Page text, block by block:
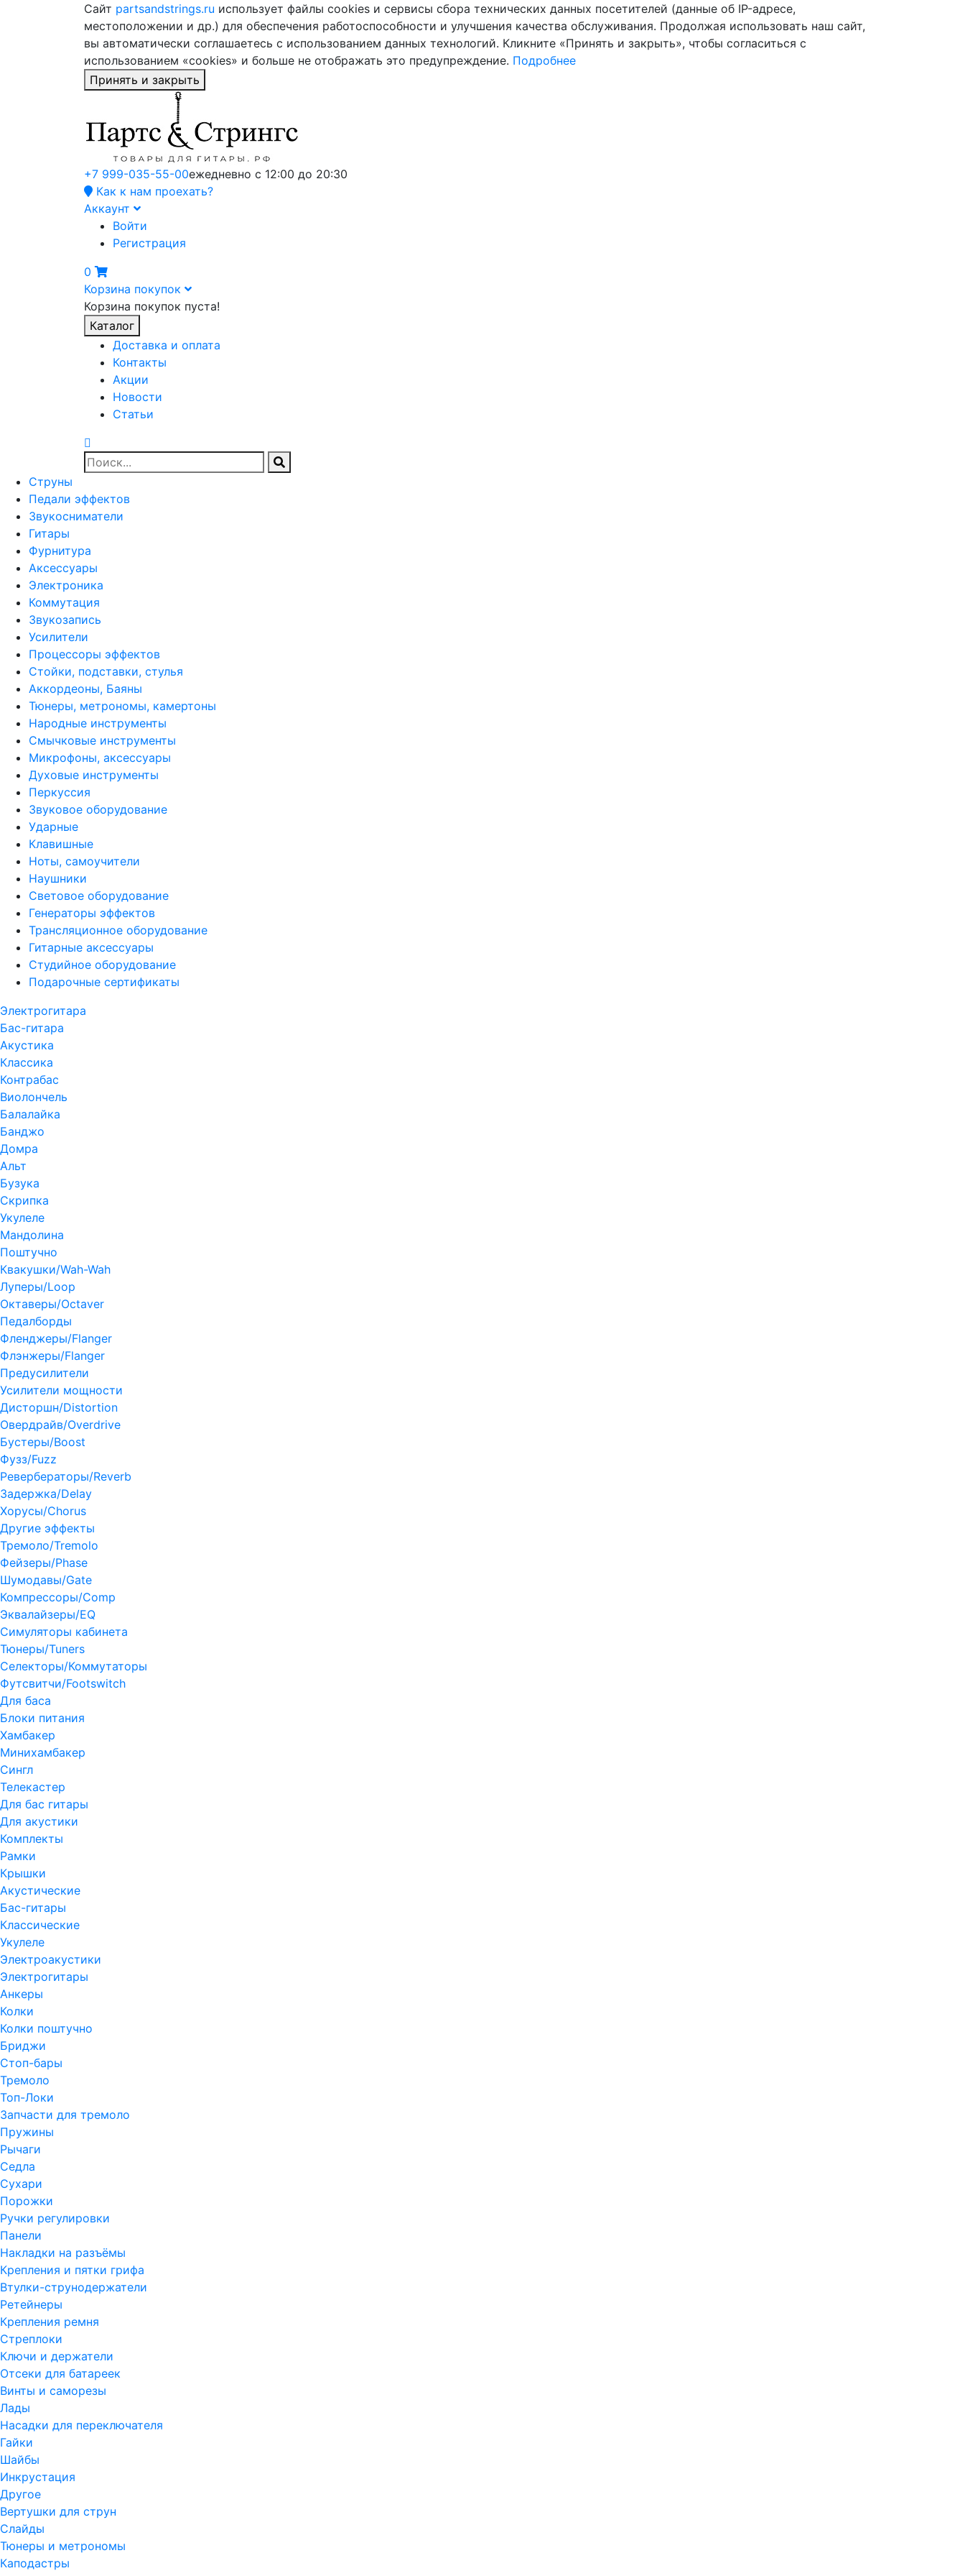
Сайт partsandstrings.ru использует файлы cookies и сервисы сбора технических данных посетителей (данные об IP-адресе,
местоположении и др.) для обеспечения работоспособности и улучшения качества обслуживания. Продолжая использовать наш сайт,
вы автоматически соглашаетесь с использованием данных технологий. Кликните «Принять и закрыть», чтобы согласиться с
использованием «cookies» и больше не отображать это предупреждение. Подробнее
Принять и закрыть
+7 999-035-55-00ежедневно с 12:00 до 20:30
Как к нам проехать?
Аккаунт
Войти
Регистрация
0
Корзина покупок
Корзина покупок пуста!
Каталог
Доставка и оплата
Контакты
Акции
Новости
Статьи
Струны
Педали эффектов
Звукосниматели
Гитары
Фурнитура
Аксессуары
Электроника
Коммутация
Звукозапись
Усилители
Процессоры эффектов
Стойки, подставки, стулья
Аккордеоны, Баяны
Тюнеры, метрономы, камертоны
Народные инструменты
Смычковые инструменты
Микрофоны, аксессуары
Духовые инструменты
Перкуссия
Звуковое оборудование
Ударные
Клавишные
Ноты, самоучители
Наушники
Световое оборудование
Генераторы эффектов
Трансляционное оборудование
Гитарные аксессуары
Студийное оборудование
Подарочные сертификаты
Электрогитара
Бас-гитара
Акустика
Классика
Контрабас
Виолончель
Балалайка
Банджо
Домра
Альт
Бузука
Скрипка
Укулеле
Мандолина
Поштучно
Квакушки/Wah-Wah
Луперы/Loop
Октаверы/Octaver
Педалборды
Фленджеры/Flanger
Флэнжеры/Flanger
Предусилители
Усилители мощности
Дисторшн/Distortion
Овердрайв/Overdrive
Бустеры/Boost
Фузз/Fuzz
Ревербераторы/Reverb
Задержка/Delay
Хорусы/Chorus
Другие эффекты
Тремоло/Tremolo
Фейзеры/Phase
Шумодавы/Gate
Компрессоры/Comp
Эквалайзеры/EQ
Симуляторы кабинета
Тюнеры/Tuners
Селекторы/Коммутаторы
Футсвитчи/Footswitch
Для баса
Блоки питания
Хамбакер
Минихамбакер
Сингл
Телекастер
Для бас гитары
Для акустики
Комплекты
Рамки
Крышки
Акустические
Бас-гитары
Классические
Укулеле
Электроакустики
Электрогитары
Анкеры
Колки
Колки поштучно
Бриджи
Стоп-бары
Тремоло
Топ-Локи
Запчасти для тремоло
Пружины
Рычаги
Седла
Сухари
Порожки
Ручки регулировки
Панели
Накладки на разъёмы
Крепления и пятки грифа
Втулки-струнодержатели
Ретейнеры
Крепления ремня
Стреплоки
Ключи и держатели
Отсеки для батареек
Винты и саморезы
Лады
Насадки для переключателя
Гайки
Шайбы
Инкрустация
Другое
Вертушки для струн
Слайды
Тюнеры и метрономы
Каподастры